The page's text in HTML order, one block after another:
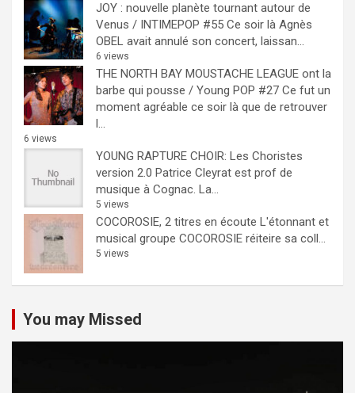
JOY : nouvelle planète tournant autour de
Venus / INTIMEPOP #55 Ce soir là Agnès
OBEL avait annulé son concert, laissan...
6 views
THE NORTH BAY MOUSTACHE LEAGUE ont la
barbe qui pousse / Young POP #27 Ce fut un
moment agréable ce soir là que de retrouver
l...
6 views
YOUNG RAPTURE CHOIR: Les Choristes
version 2.0 Patrice Cleyrat est prof de
musique à Cognac. La...
5 views
COCOROSIE, 2 titres en écoute L'étonnant et
musical groupe COCOROSIE réiteire sa coll...
5 views
You may Missed